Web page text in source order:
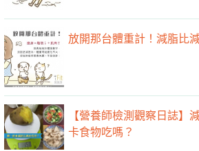
放開那台體重計！減脂比
【營養師檢測觀察日誌】
卡食物吃嗎？